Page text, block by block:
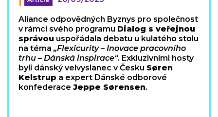
Aliance odpovědných Byznys pro společnost
v rámci svého programu Dialog s veřejnou
správou uspořádala debatu u kulatého stolu
na téma „Flexicurity – Inovace pracovního
trhu – Dánská inspirace“. Exkluzivními hosty
byli dánský velvyslanec v Česku Søren
Kelstrup a expert Dánské odborové
konfederace Jeppe Sørensen.